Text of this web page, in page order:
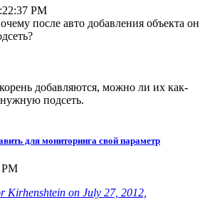
PM
после авто добавления объекта он
добавляются, можно ли их как-
подсеть.
для мониторинга свой параметр
PM
Kirhenshtein on July 27, 2012,